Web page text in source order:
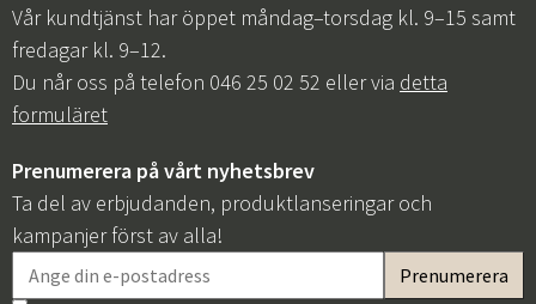
Vår kundtjänst har öppet måndag–torsdag kl. 9–15 samt
fredagar kl. 9–12.
Du når oss på telefon 046 25 02 52 eller via detta
formuläret
Prenumerera på vårt nyhetsbrev
Ta del av erbjudanden, produktlanseringar och
kampanjer först av alla!